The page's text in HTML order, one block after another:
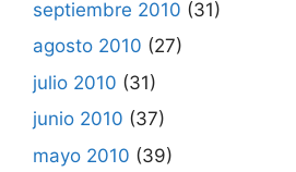
septiembre 2010 (31)
agosto 2010 (27)
julio 2010 (31)
junio 2010 (37)
mayo 2010 (39)